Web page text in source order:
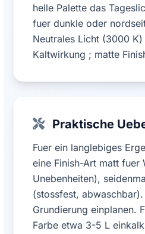
helle Palette das
fuer dunkle oder
Neutrales Licht (3000
Kaltwirkung ; matte
Praktische
Fuer ein langlebiges
eine Finish-Art matt fuer
Unebenheiten),
(stossfest,
Grundierung einplanen.
Farbe etwa 3-5 L